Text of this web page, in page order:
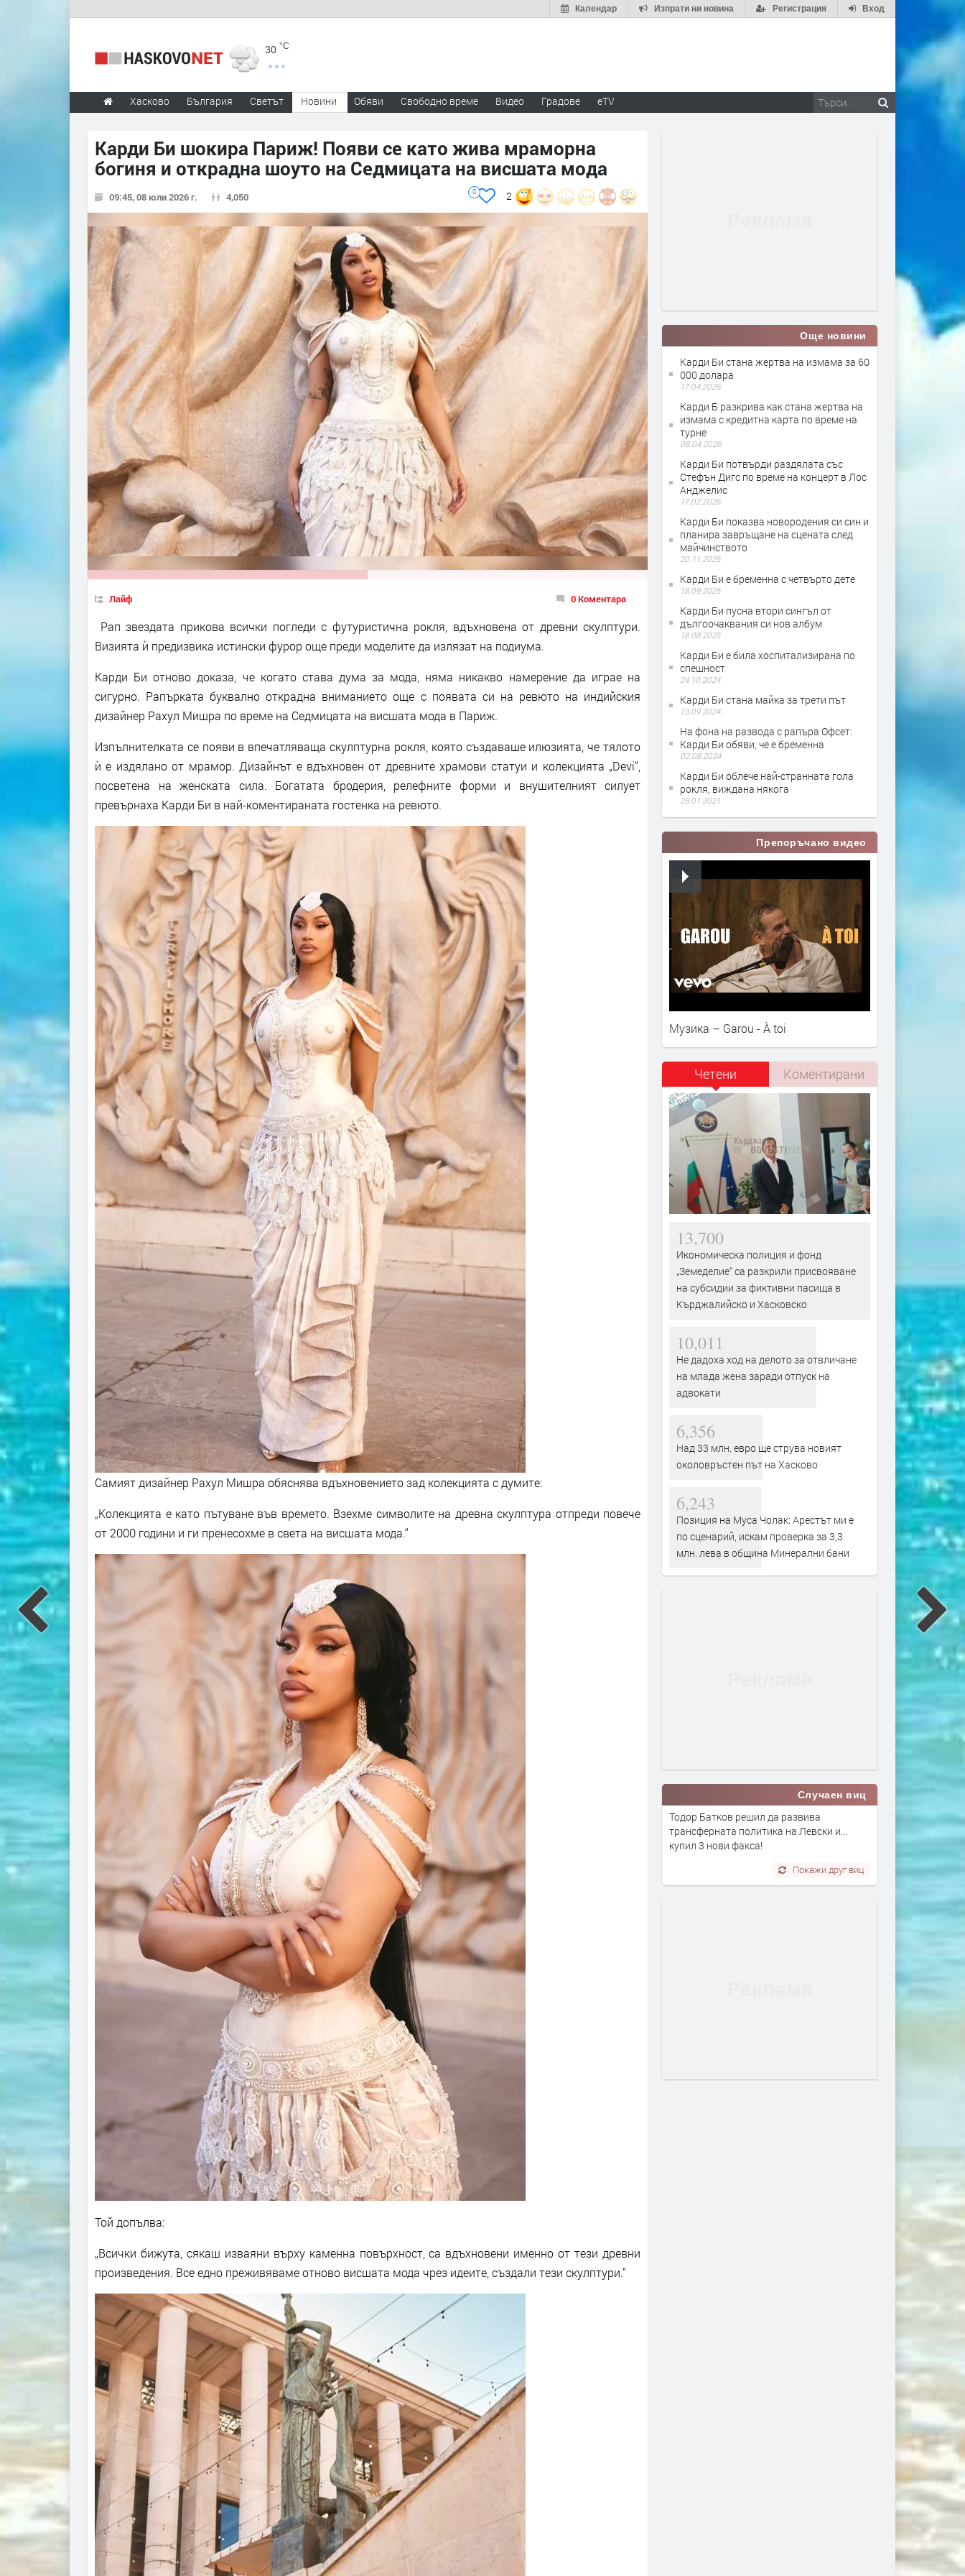
Вход
Регистрация
Изпрати ни новина
Календар
30 °C
Хасково България Светът Новини Обяви Свободно време Видео Градове eTV
Карди Би шокира Париж! Появи се като жива мраморна
богиня и открадна шоуто на Седмицата на висшата мода
09:45, 08 юли 2026 г. 4,050 2
0
Лайф 0 Коментара
Рап звездата прикова всички погледи с футуристична рокля, вдъхновена от древни скулптури.
Визията ѝ предизвика истински фурор още преди моделите да излязат на подиума.
Карди Би отново доказа, че когато става дума за мода, няма никакво намерение да играе на
сигурно. Рапърката буквално открадна вниманието още с появата си на ревюто на индийския
дизайнер Рахул Мишра по време на Седмицата на висшата мода в Париж.
Изпълнителката се появи в впечатляваща скулптурна рокля, която създаваше илюзията, че тялото
ѝ е издялано от мрамор. Дизайнът е вдъхновен от древните храмови статуи и колекцията „Devi“,
посветена на женската сила. Богатата бродерия, релефните форми и внушителният силует
превърнаха Карди Би в най-коментираната гостенка на ревюто.
Самият дизайнер Рахул Мишра обяснява вдъхновението зад колекцията с думите:
„Колекцията е като пътуване във времето. Взехме символите на древна скулптура отпреди повече
от 2000 години и ги пренесохме в света на висшата мода.“
Той допълва:
„Всички бижута, сякаш изваяни върху каменна повърхност, са вдъхновени именно от тези древни
произведения. Все едно преживяваме отново висшата мода чрез идеите, създали тези скулптури.“
Още новини
Карди Би стана жертва на измама за 60
000 долара
17.04.2026
Карди Б разкрива как стана жертва на
измама с кредитна карта по време на
турне
08.04.2026
Карди Би потвърди раздялата със
Стефън Дигс по време на концерт в Лос
Анджелис
17.02.2026
Карди Би показва новородения си син и
планира завръщане на сцената след
майчинството
20.11.2025
Карди Би е бременна с четвърто дете
18.09.2025
Карди Би пусна втори сингъл от
дългоочаквания си нов албум
18.08.2025
Карди Би е била хоспитализирана по
спешност
24.10.2024
Карди Би стана майка за трети път
13.09.2024
На фона на развода с рапъра Офсет:
Карди Би обяви, че е бременна
02.08.2024
Карди Би облече най-странната гола
рокля, виждана някога
25.01.2021
Препоръчано видео
Музика – Garou - À toi
Четени Коментирани
13,700
Икономическа полиция и фонд
„Земеделие“ са разкрили присвояване
на субсидии за фиктивни пасища в
Кърджалийско и Хасковско
10,011
Не дадоха ход на делото за отвличане
на млада жена заради отпуск на
адвокати
6,356
Над 33 млн. евро ще струва новият
околовръстен път на Хасково
6,243
Позиция на Муса Чолак: Арестът ми е
по сценарий, искам проверка за 3,3
млн. лева в община Минерални бани
Случаен виц
Тодор Батков решил да развива
трансферната политика на Левски и...
купил 3 нови факса!
Покажи друг виц